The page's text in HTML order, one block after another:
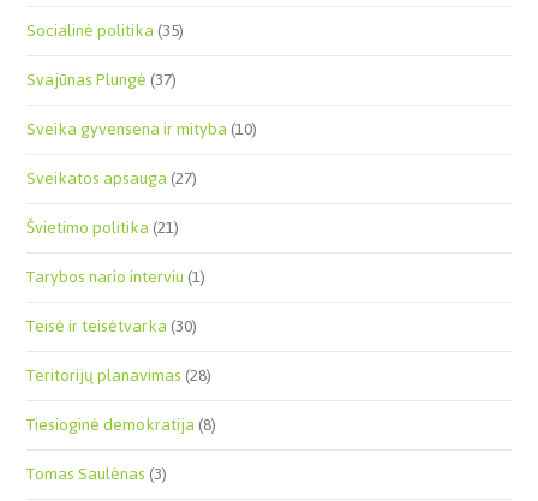
Socialinė politika(35)
Svajūnas Plungė(37)
Sveika gyvensena ir mityba(10)
Sveikatos apsauga(27)
Švietimo politika(21)
Tarybos nario interviu(1)
Teisė ir teisėtvarka(30)
Teritorijų planavimas(28)
Tiesioginė demokratija(8)
Tomas Saulėnas(3)